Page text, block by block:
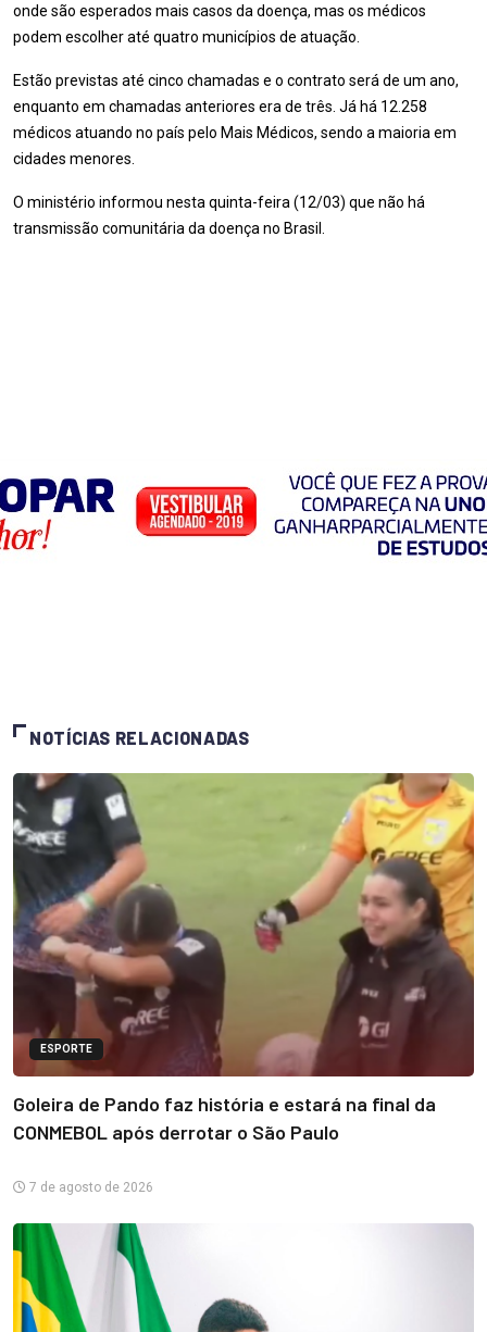
onde são esperados mais casos da doença, mas os médicos
podem escolher até quatro municípios de atuação.
Estão previstas até cinco chamadas e o contrato será de um ano,
enquanto em chamadas anteriores era de três. Já há 12.258
médicos atuando no país pelo Mais Médicos, sendo a maioria em
cidades menores.
O ministério informou nesta quinta-feira (12/03) que não há
transmissão comunitária da doença no Brasil.
NOTÍCIAS RELACIONADAS
ESPORTE
Goleira de Pando faz história e estará na final da
CONMEBOL após derrotar o São Paulo
7 de agosto de 2026